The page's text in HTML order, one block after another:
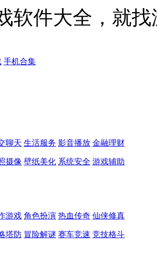
软件大全，就
手机合集
聊天 生活服务 影音播放 金融理财
摄像 壁纸美化 系统安全 游戏辅助
游戏 角色扮演 热血传奇 仙侠修真
塔防 冒险解谜 赛车竞速 竞技格斗